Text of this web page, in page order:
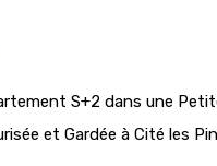
S+2 dans une
et Gardée à Cité les